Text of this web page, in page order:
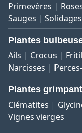
Primevères
Sauges
Solidages
Plantes
Ails Crocus
Narcisses
Plantes
Clématites
Vignes vierges